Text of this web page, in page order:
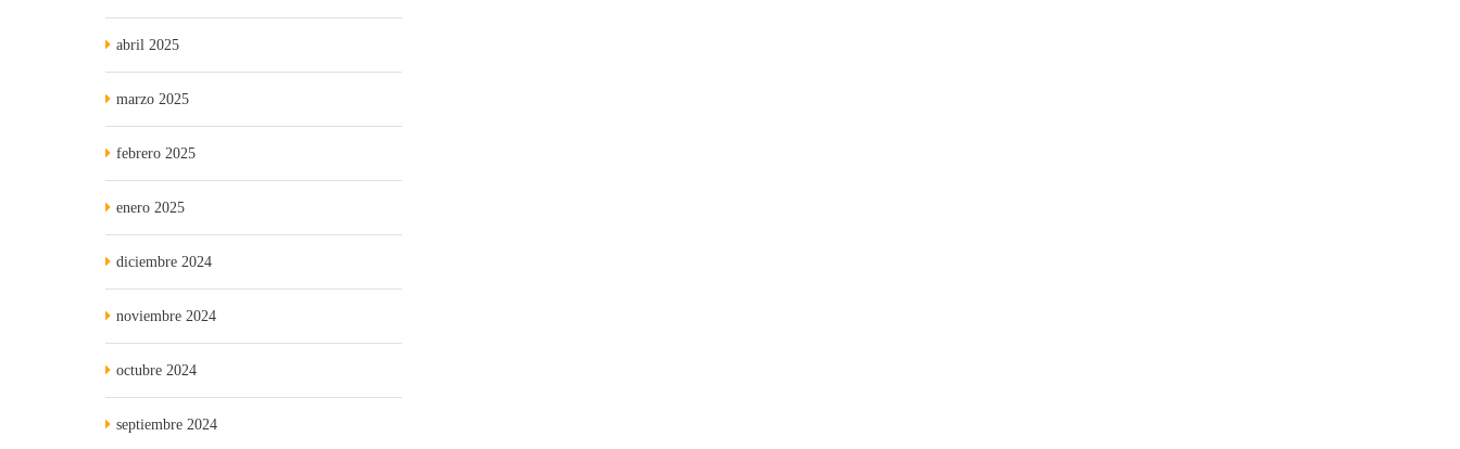
abril 2025
marzo 2025
febrero 2025
enero 2025
diciembre 2024
noviembre 2024
octubre 2024
septiembre 2024